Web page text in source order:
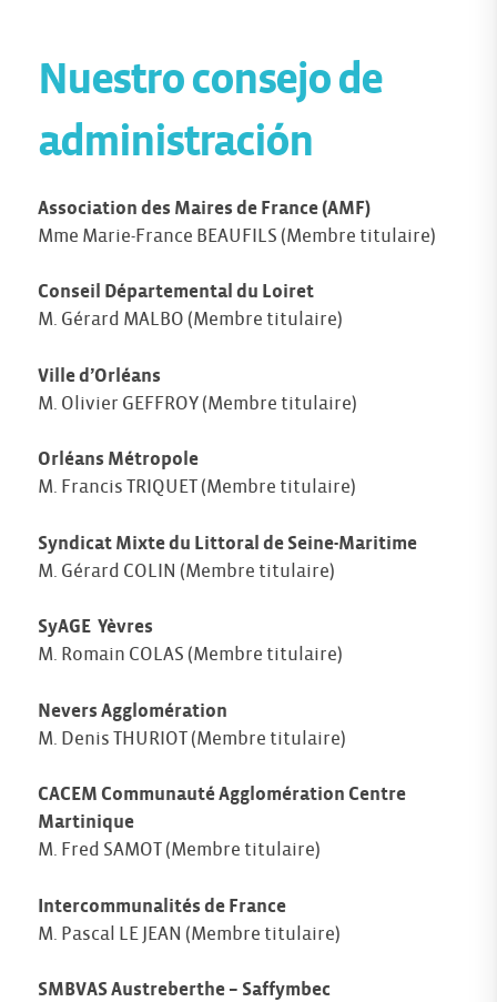
Nuestro consejo de
administración
Association des Maires de France (AMF)
Mme Marie-France BEAUFILS (Membre titulaire)
Conseil Départemental du Loiret
M. Gérard MALBO (Membre titulaire)
Ville d’Orléans
M. Olivier GEFFROY (Membre titulaire)
Orléans Métropole
M. Francis TRIQUET (Membre titulaire)
Syndicat Mixte du Littoral de Seine-Maritime
M. Gérard COLIN (Membre titulaire)
SyAGE Yèvres
M. Romain COLAS (Membre titulaire)
Nevers Agglomération
M. Denis THURIOT (Membre titulaire)
CACEM Communauté Agglomération Centre
Martinique
M. Fred SAMOT (Membre titulaire)
Intercommunalités de France
M. Pascal LE JEAN (Membre titulaire)
SMBVAS Austreberthe – Saffymbec